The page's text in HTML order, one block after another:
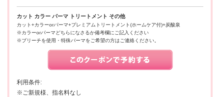
カット カラー パーマ トリートメント その他
カット+カラーorパーマ+プレミアムトリートメント(ホームケア付)+炭酸泉
※カラーorパーマどちらになさるか備考欄にご記入ください
※ブリーチを使用・特殊パーマをご希望の方はご連絡ください。
利用条件:
※ご新規様、指名料なし